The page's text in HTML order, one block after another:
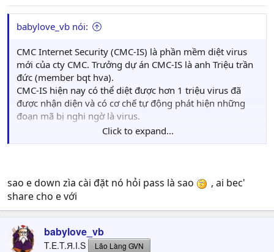
babylove_vb nói:
CMC Internet Security (CMC-IS) là phần mềm diệt virus
mới của cty CMC. Trưởng dự án CMC-IS là anh Triệu trần
đức (member bqt hva).
CMC-IS hiện nay có thể diệt được hơn 1 triệu virus đã
được nhận diện và có cơ chế tự động phát hiện những
đoạn mã bị nghi ngờ là virus.
download trực tiếp:
http://www.cmcinfosec.com/download/
Diễn đàn hỗ trợ:http://support.cmclab.net/vn/
Click to expand...
sao e down zìa cài đặt nó hỏi pass là sao
, ai bec'
share cho e với
babylove_vb
T.E.T.Я.I.S Lão Làng GVN